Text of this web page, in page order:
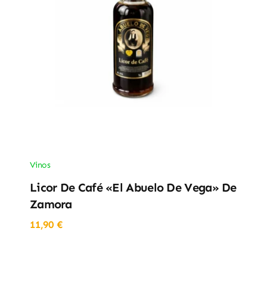
Vinos
Licor De Café «El Abuelo De Vega» De
Zamora
11,90 €